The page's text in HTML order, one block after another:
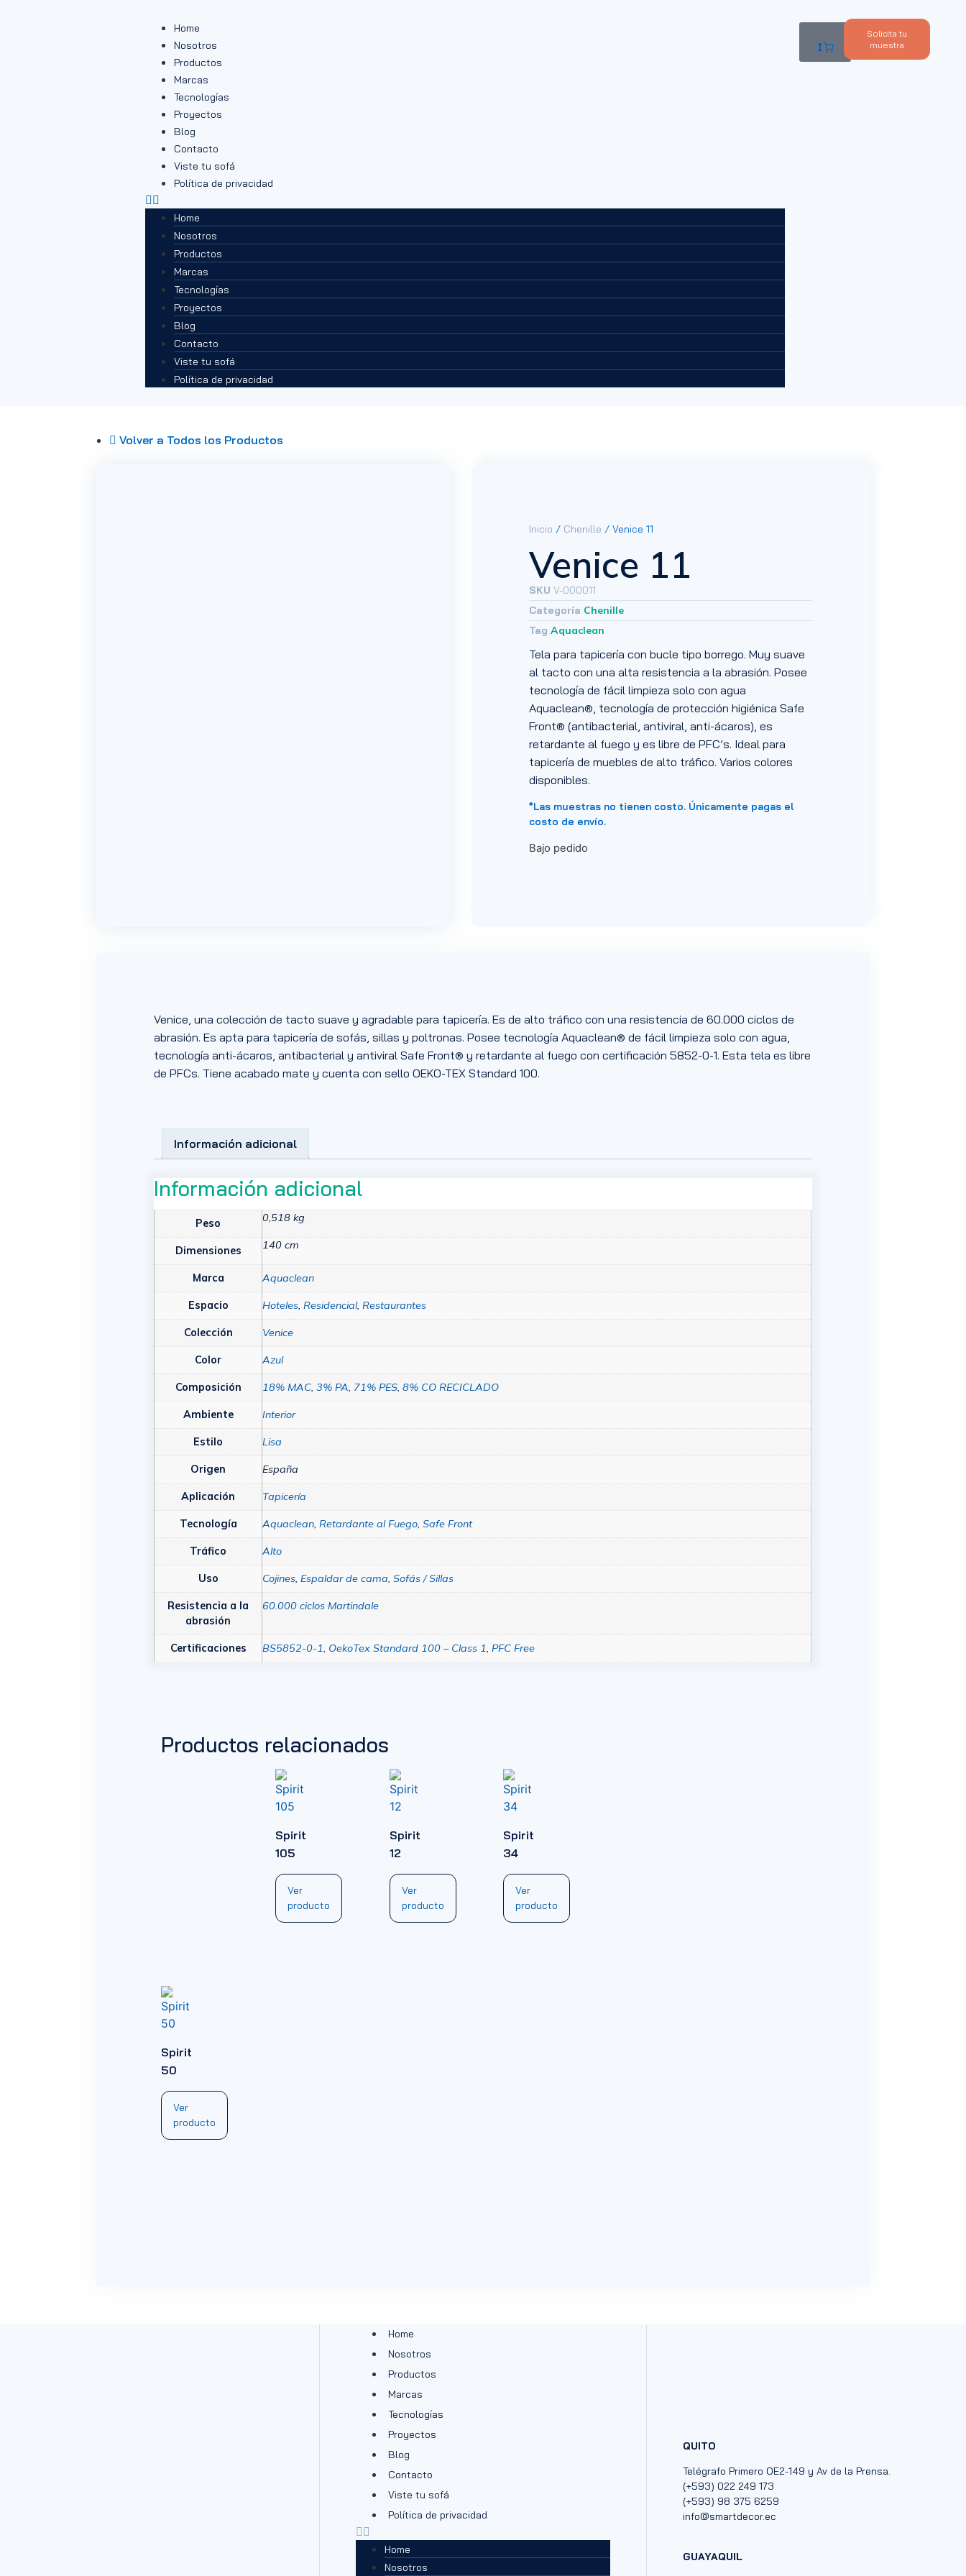
Home
Nosotros
Productos
Marcas
Tecnologías
Proyectos
Blog
Contacto
Viste tu sofá
Política de privacidad
Home
Nosotros
Productos
Marcas
Tecnologías
Proyectos
Blog
Contacto
Viste tu sofá
Política de privacidad
1
Solicita tu
muestra
Volver a Todos los Productos
Inicio / Chenille / Venice 11
Venice 11
SKU V-000011
Categoría Chenille
Tag Aquaclean
Tela para tapicería con bucle tipo borrego. Muy suave
al tacto con una alta resistencia a la abrasión. Posee
tecnología de fácil limpieza solo con agua
Aquaclean®, tecnología de protección higiénica Safe
Front® (antibacterial, antiviral, anti-ácaros), es
retardante al fuego y es libre de PFC’s. Ideal para
tapicería de muebles de alto tráfico. Varios colores
disponibles.
*Las muestras no tienen costo. Únicamente pagas el
costo de envío.
Bajo pedido
Venice, una colección de tacto suave y agradable para tapicería. Es de alto tráfico con una resistencia de 60.000 ciclos de
abrasión. Es apta para tapicería de sofás, sillas y poltronas. Posee tecnología Aquaclean® de fácil limpieza solo con agua,
tecnología anti-ácaros, antibacterial y antiviral Safe Front® y retardante al fuego con certificación 5852-0-1. Esta tela es libre
de PFCs. Tiene acabado mate y cuenta con sello OEKO-TEX Standard 100.
Información adicional
Información adicional
Peso 0,518 kg
Dimensiones 140 cm
Marca Aquaclean
Espacio Hoteles,Residencial,Restaurantes
Colección Venice
Color Azul
Composición 18% MAC,3% PA, 71% PES,8% CO RECICLADO
Ambiente Interior
Estilo Lisa
Origen España
Aplicación Tapicería
Tecnología Aquaclean,Retardante al Fuego,Safe Front
Tráfico Alto
Uso Cojines,Espaldar de cama,Sofás / Sillas
Resistencia a la
abrasión
60.000 ciclos Martindale
Certificaciones BS5852-0-1, OekoTex Standard 100 – Class 1,PFC Free
Productos relacionados
Spirit
105
Ver
producto
Spirit
12
Ver
producto
Spirit
34
Ver
producto
Spirit
50
Ver
producto
Home
Nosotros
Productos
Marcas
Tecnologías
Proyectos
Blog
Contacto
Viste tu sofá
Política de privacidad
Home
Nosotros
QUITO
Telégrafo Primero OE2-149 y Av de la Prensa.
(+593) 022 249 173
(+593) 98 375 6259
info@smartdecor.ec
GUAYAQUIL